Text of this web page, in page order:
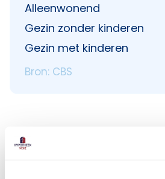
Alleenwonend
Gezin zonder kinderen
Gezin met kinderen
Bron: CBS
Voorzieningen in